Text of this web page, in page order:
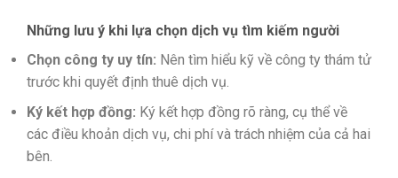
Những lưu ý khi lựa chọn dịch vụ tìm kiếm người
Chọn công ty uy tín: Nên tìm hiểu kỹ về công ty thám tử
trước khi quyết định thuê dịch vụ.
Ký kết hợp đồng: Ký kết hợp đồng rõ ràng, cụ thể về
các điều khoản dịch vụ, chi phí và trách nhiệm của cả hai
bên.